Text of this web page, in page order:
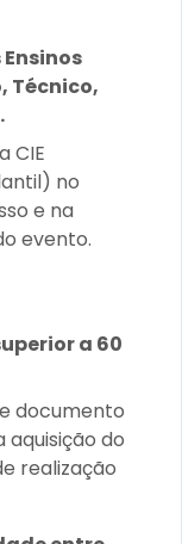
Técnico,
CIE
no
e na
evento.
a 60
documento
do
realização